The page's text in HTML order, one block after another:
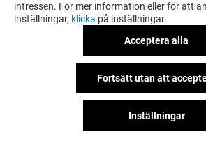
tillhör Klépierre-koncernen.
Du garanterar Steen & Strøm att
intrång i tredje mans
immateriella rättigheter eller
garanterar Steen & Strøm att inga
intressen. För mer information eller för att
inställningar, klicka på inställningar.
Acceptera alla
Fortsätt utan att
Inställningar